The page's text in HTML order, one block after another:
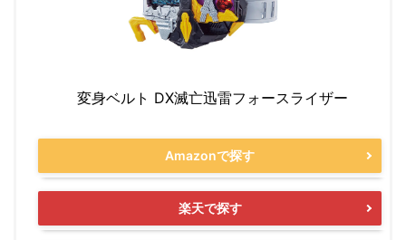
変身ベルト DX滅亡迅雷フォースライザー
Amazonで探す
楽天で探す